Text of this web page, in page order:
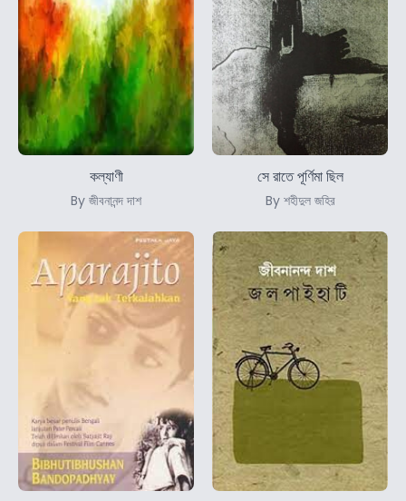
কল্যাণী
By জীবনানন্দ দাশ
সে রাতে পূর্ণিমা ছিল
By শহীদুল জহির